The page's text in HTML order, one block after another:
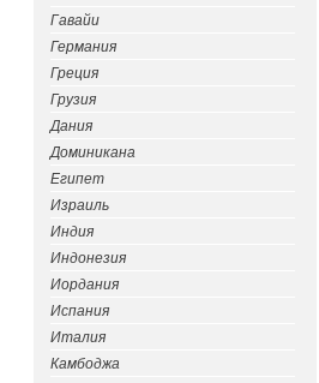
Гавайи
Германия
Греция
Грузия
Дания
Доминикана
Египет
Израиль
Индия
Индонезия
Иордания
Испания
Италия
Камбоджа